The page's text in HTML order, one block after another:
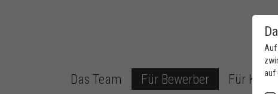
Auf
auf
Das Team Für Bewerber Für